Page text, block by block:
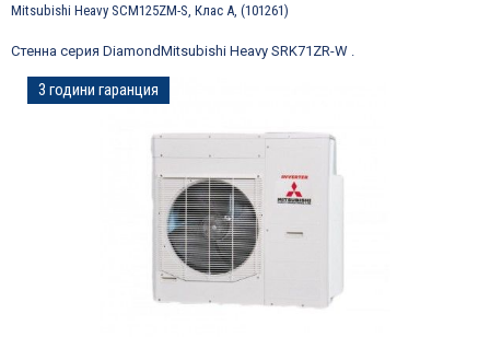
Mitsubishi Heavy SCM125ZM-S, Клас А, (101261)
Преминете
към
3 години гаранция
Стенна серия DiamondMitsubishi Heavy SRK71ZR-W